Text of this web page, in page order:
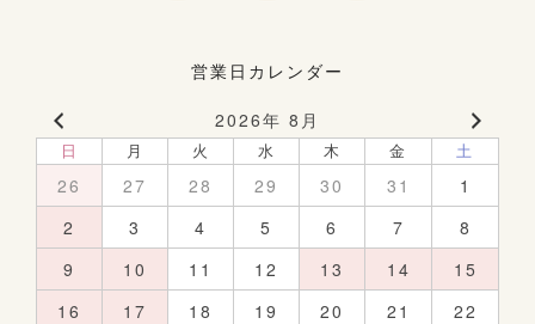
営業日カレンダー
2026年 8月
日 月 火 水 木 金 土
26 27 28 29 30 31
1
2
3 4 5 6 7
8
9
10 11 12 13 14
15
16
17 18 19 20 21
22